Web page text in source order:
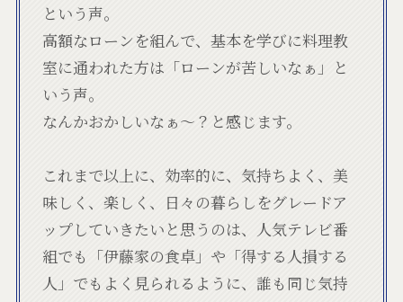
という声。
高額なローンを組んで、基本を学びに料理教
室に通われた方は「ローンが苦しいなぁ」と
いう声。
なんかおかしいなぁ〜？と感じます。
これまで以上に、効率的に、気持ちよく、美
味しく、楽しく、日々の暮らしをグレードア
ップしていきたいと思うのは、人気テレビ番
組でも「伊藤家の食卓」や「得する人損する
人」でもよく見られるように、誰も同じ気持